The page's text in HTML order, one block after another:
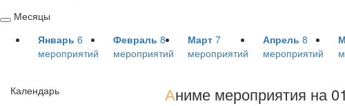
Свернуть
развернуть
Месяцы
Январь 6
мероприятий
Февраль 8
мероприятий
Март 7
мероприятий
Апрель 8
мероприятий
Календарь
Аниме мероприятия на